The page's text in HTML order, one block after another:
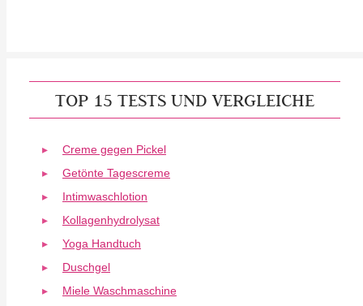
TOP 15 TESTS UND VERGLEICHE
Creme gegen Pickel
Getönte Tagescreme
Intimwaschlotion
Kollagenhydrolysat
Yoga Handtuch
Duschgel
Miele Waschmaschine